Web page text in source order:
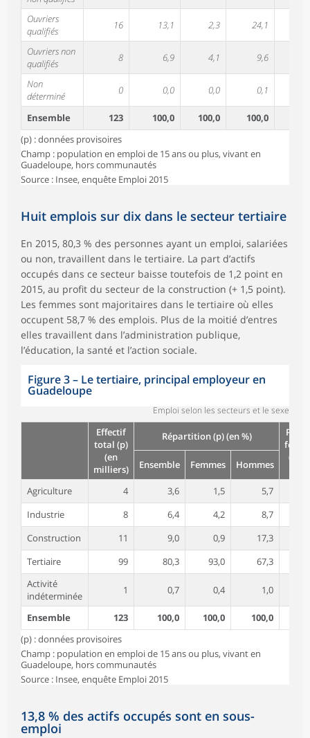
Ouvriers
qualifiés
16 13,1 2,3 24,1
Ouvriers non
qualifiés
8 6,9 4,1 9,6
Non
déterminé
0 0,0 0,0 0,1
Ensemble 123 100,0 100,0 100,0
(p) : données provisoires
Champ : population en emploi de 15 ans ou plus, vivant en
Guadeloupe, hors communautés
Source : Insee, enquête Emploi 2015
Huit emplois sur dix dans le secteur tertiaire
En 2015, 80,3 % des personnes ayant un emploi, salariées
ou non, travaillent dans le tertiaire. La part d’actifs
occupés dans ce secteur baisse toutefois de 1,2 point en
2015, au profit du secteur de la construction (+ 1,5 point).
Les femmes sont majoritaires dans le tertiaire où elles
occupent 58,7 % des emplois. Plus de la moitié d’entres
elles travaillent dans l’administration publique,
l’éducation, la santé et l’action sociale.
Figure 3– Le tertiaire, principal employeur en
Guadeloupe
Emploi selon les secteurs et le sexe
Effectif
total (p)
(en
milliers)
Répartition (p) (en %)
Part
(p)
Ensemble Femmes Hommes
Agriculture 4 3,6 1,5 5,7
Industrie
8 6,4 4,2 8,7
Construction
11 9,0 0,9 17,3
Tertiaire
99 80,3 93,0 67,3
Activité
indéterminée
1 0,7 0,4 1,0
Ensemble 123 100,0 100,0 100,0
(p) : données provisoires
Champ : population en emploi de 15 ans ou plus, vivant en
Guadeloupe, hors communautés
Source : Insee, enquête Emploi 2015
13,8 % des actifs occupés sont en sous-
emploi